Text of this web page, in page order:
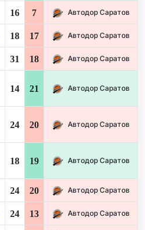
16 7 Автодор Саратов
18 17 Автодор Саратов
31 18 Автодор Саратов
14 21 Автодор Саратов
24 20 Автодор Саратов
18 19 Автодор Саратов
24 20 Автодор Саратов
24 13 Автодор Саратов